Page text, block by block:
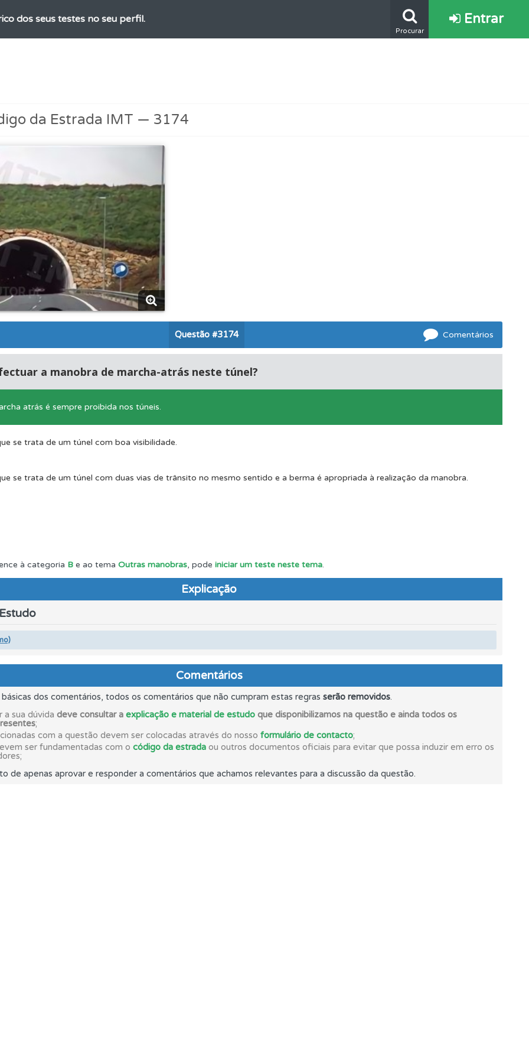
dos seus testes no seu perfil.
para ter acesso às suas estatísticas em qualquer equipamento.
que errou no seu perfil.
apresenta-lhe questões a que ainda não respondeu.
estatísticas no seu perfil.
a biblioteca para tirar dúvidas e ver resumos do código.
para poder partilhar o seu perfil com os seus amigos.
apresenta-lhe as questões mais falhadas na plataforma.
o código da estrada na nossa biblioteca.
uma questão colocando-a como favorita.
de teclado para responder aos testes mais rapidamente.
as explicações das questões para esclarecimentos adicionais.
que usamos estão atualizadas e são as mesmas do exame oficial.
dificuldade do teste quando o termina.
Procurar
Entrar
da Estrada IMT — 3174
Comentários
Questão #3174
a manobra de marcha-atrás neste túnel?
atrás é sempre proibida nos túneis.
se trata de um túnel com boa visibilidade.
se trata de um túnel com duas vias de trânsito no mesmo sentido e a berma é apropriada à realização da manobra.
à categoria B e ao tema Outras manobras, pode iniciar um teste neste tema.
Explicação
Comentários
básicas dos comentários, todos os comentários que não cumpram estas regras serão removidos.
a sua dúvida deve consultar a explicação e material de estudo que disponibilizamos na questão e ainda todos os
;
com a questão devem ser colocadas através do nosso formulário de contacto;
ser fundamentadas com o código da estrada ou outros documentos oficiais para evitar que possa induzir em erro os
de apenas aprovar e responder a comentários que achamos relevantes para a discussão da questão.